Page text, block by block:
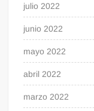
julio 2022
junio 2022
mayo 2022
abril 2022
marzo 2022